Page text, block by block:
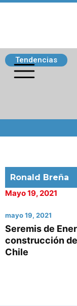
Tendencias
Ronald Breña
Mayo 19, 2021
mayo 19, 2021
Seremis de
construcción
Chile